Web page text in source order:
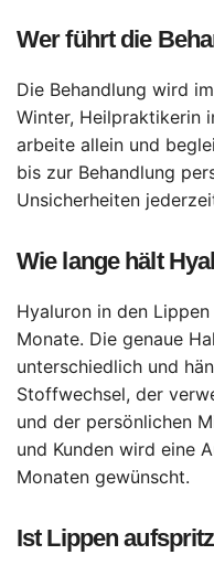
Wer führt die
Die Behandlung wird
Winter, Heilpraktikerin
arbeite allein und
bis zur Behandlung
Unsicherheiten
Wie lange hält
Hyaluron in den
Monate. Die genaue
unterschiedlich und
Stoffwechsel, der
und der persönlichen
und Kunden wird eine
Monaten gewünscht.
Ist Lippen